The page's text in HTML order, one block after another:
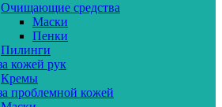
Очищающие средства
Маски
Пенки
Пилинги
кожей рук
Кремы
проблемной кожей